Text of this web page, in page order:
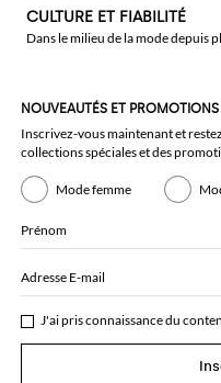
CULTURE ET FIABILITÉ
Dans le milieu de la mode depuis
NOUVEAUTÉS ET PROMOTIONS
Inscrivez-vous maintenant et
collections spéciales et des
Mode femme
Prénom
Adresse E-mail
J'ai pris connaissance du